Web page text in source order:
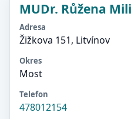
MUDr. Růžena
Adresa
Žižkova 151, Litvínov
Okres
Most
Telefon
478012154